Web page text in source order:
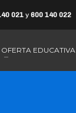
021 y 600 140 022
OFERTA EDUCATIVA